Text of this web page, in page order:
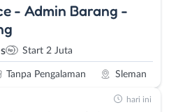
- Admin Barang -
Start 2 Juta
Tanpa Pengalaman Sleman
hari ini